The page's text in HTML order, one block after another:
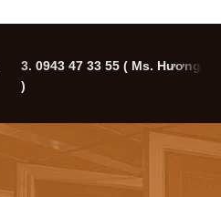
3. 0943 47 33 55 ( Ms. Hương
)